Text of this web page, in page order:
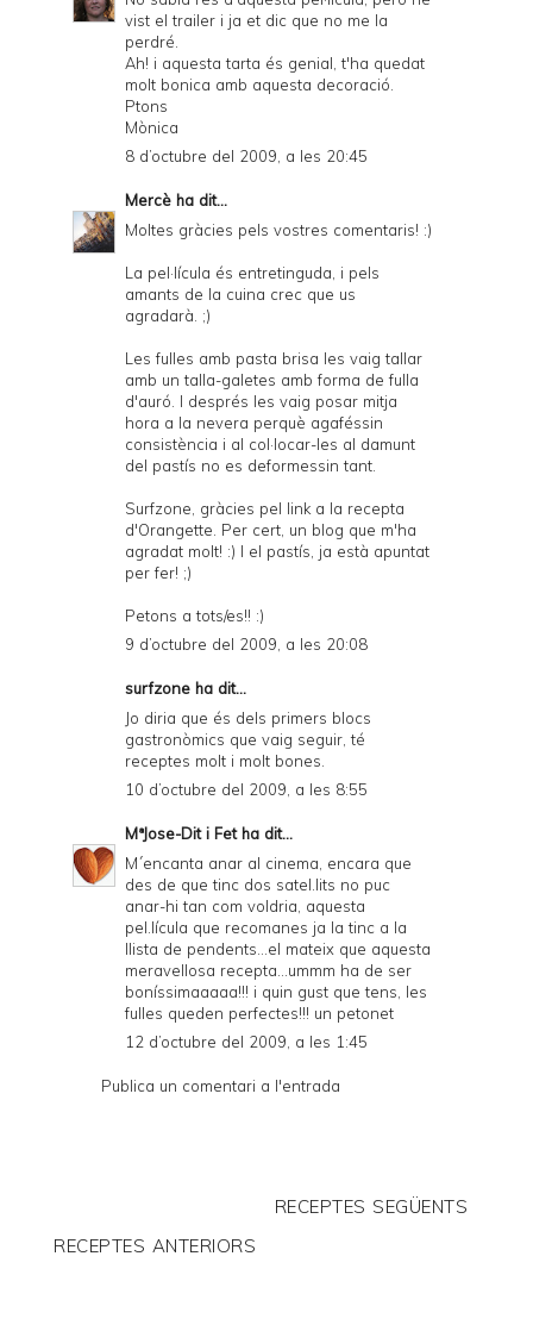
vist el trailer i ja et dic que no me la
perdré.
Ah! i aquesta tarta és genial, t'ha quedat
molt bonica amb aquesta decoració.
Ptons
Mònica
8 d’octubre del 2009, a les 20:45
Mercè ha dit...
Moltes gràcies pels vostres comentaris! :)
La pel·lícula és entretinguda, i pels
amants de la cuina crec que us
agradarà. ;)
Les fulles amb pasta brisa les vaig tallar
amb un talla-galetes amb forma de fulla
d'auró. I després les vaig posar mitja
hora a la nevera perquè agaféssin
consistència i al col·locar-les al damunt
del pastís no es deformessin tant.
Surfzone, gràcies pel link a la recepta
d'Orangette. Per cert, un blog que m'ha
agradat molt! :) I el pastís, ja està apuntat
per fer! ;)
Petons a tots/es!! :)
9 d’octubre del 2009, a les 20:08
surfzone ha dit...
Jo diria que és dels primers blocs
gastronòmics que vaig seguir, té
receptes molt i molt bones.
10 d’octubre del 2009, a les 8:55
MªJose-Dit i Fetha dit...
M´encanta anar al cinema, encara que
des de que tinc dos satel.lits no puc
anar-hi tan com voldria, aquesta
pel.lícula que recomanes ja la tinc a la
llista de pendents...el mateix que aquesta
meravellosa recepta...ummm ha de ser
boníssimaaaaa!!! i quin gust que tens, les
fulles queden perfectes!!! un petonet
12 d’octubre del 2009, a les 1:45
Publica un comentari a l'entrada
RECEPTES SEGÜENTS
RECEPTES ANTERIORS